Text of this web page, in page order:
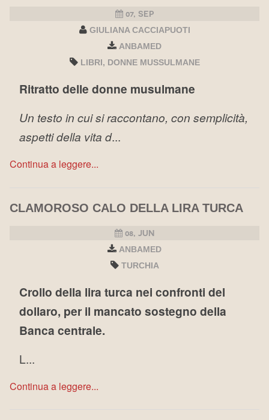
07, SEP
GIULIANA CACCIAPUOTI
ANBAMED
LIBRI
DONNE MUSSULMANE
Ritratto delle donne musulmane
Un testo in cui si raccontano, con semplicità,
aspetti della vita d...
Continua a leggere...
CLAMOROSO CALO DELLA LIRA TURCA
08, JUN
ANBAMED
TURCHIA
Crollo della lira turca nei confronti del
dollaro, per il mancato sostegno della
Banca centrale.
L...
Continua a leggere...